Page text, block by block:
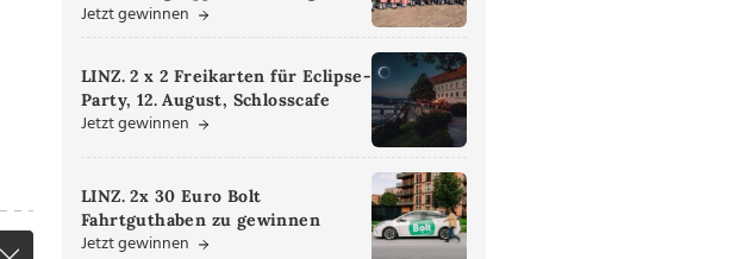
Jetzt gewinnen
LINZ. 2 x 2 Freikarten für Eclipse-
Party, 12. August, Schlosscafe
Jetzt gewinnen
LINZ. 2x 30 Euro Bolt
Fahrtguthaben zu gewinnen
Jetzt gewinnen